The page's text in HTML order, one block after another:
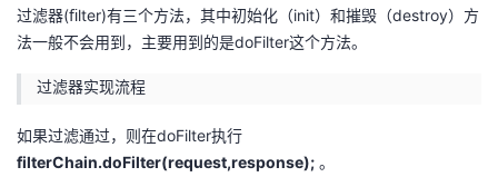
子
直
播
的
活
动
我
的
关
我
的
我
过滤器(ﬁlter)有三个方法，其中初始化（init）和摧毁（destroy）方
法一般不会用到，主要用到的是doFilter这个方法。
过滤器实现流程
如果过滤通过，则在doFilter执行
filterChain.doFilter(request,response); 。